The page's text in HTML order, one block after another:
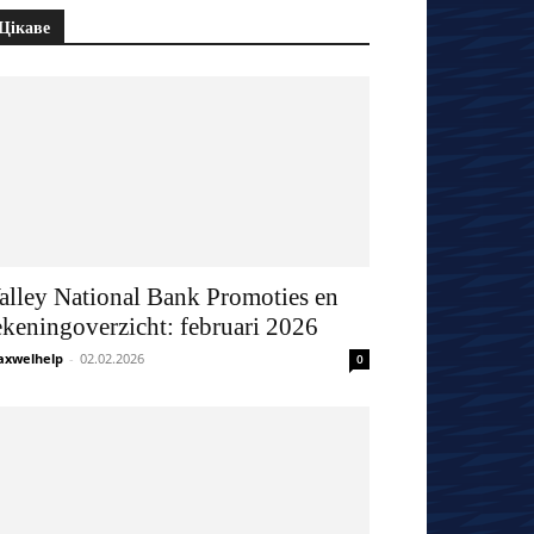
National Bank Promoties en
februari 2026
- 02.02.2026 0